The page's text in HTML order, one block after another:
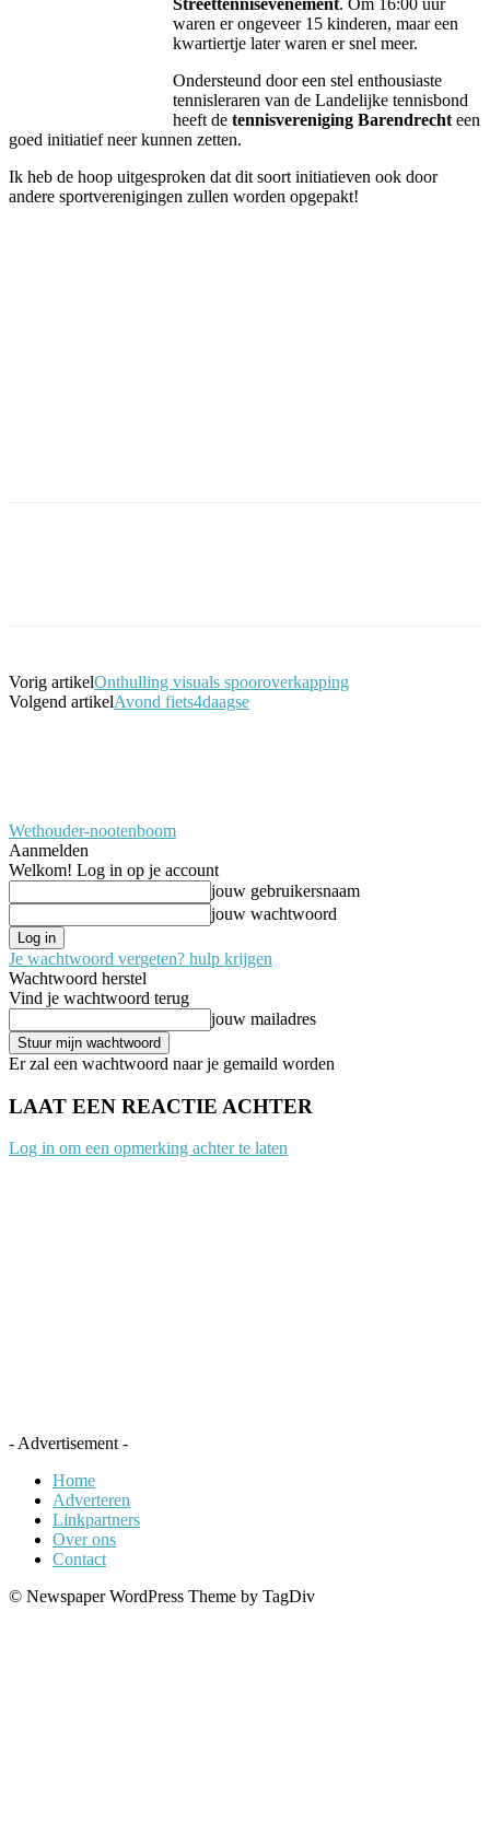
waren er ongeveer 15 kinderen, maar een
kwartiertje later waren er snel meer.
Ondersteund door een stel enthousiaste
tennisleraren van de Landelijke tennisbond
heeft de tennisvereniging Barendrecht een
goed initiatief neer kunnen zetten.
Ik heb de hoop uitgesproken dat dit soort initiatieven ook door
andere sportverenigingen zullen worden opgepakt!
Vorig artikelOnthulling visuals spooroverkapping
Volgend artikelAvond fiets4daagse
Wethouder-nootenboom
Aanmelden
Welkom! Log in op je account
jouw gebruikersnaam
jouw wachtwoord
Je wachtwoord vergeten? hulp krijgen
Wachtwoord herstel
Vind je wachtwoord terug
jouw mailadres
Er zal een wachtwoord naar je gemaild worden
LAAT EEN REACTIE ACHTER
Log in om een opmerking achter te laten
- Advertisement -
Home
Adverteren
Linkpartners
Over ons
Contact
© Newspaper WordPress Theme by TagDiv